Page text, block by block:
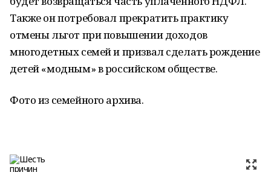
Также он потребовал прекратить практику
отмены льгот при повышении доходов
многодетных семей и призвал сделать рождение
детей «модным» в российском обществе.
Фото из семейного архива.